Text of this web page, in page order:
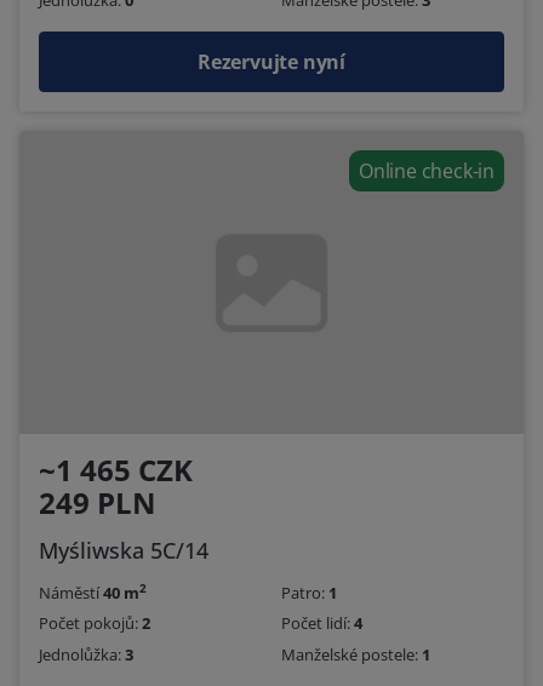
Rezervujte nyní
Online check-in
~1 465 CZK
249 PLN
Myśliwska 5C/14
Náměstí40 m2 Patro: 1
Počet pokojů:2 Počet lidí:4
Jednolůžka:3 Manželské postele: 1